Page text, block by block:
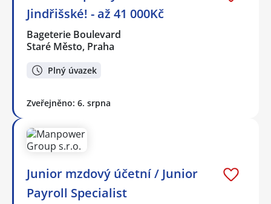
Jindřišské! - až 41 000Kč
Bageterie Boulevard
Staré Město, Praha
Plný úvazek
Zveřejněno: 6. srpna
Junior mzdový účetní / Junior
Payroll Specialist